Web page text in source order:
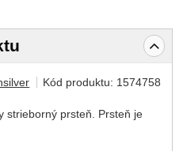
Kód produktu: 1574758
strieborný prsteň. Prsteň je